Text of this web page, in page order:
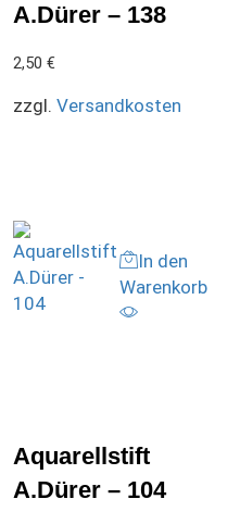
A.Dürer – 138
2,50 €
zzgl. Versandkosten
In den
Warenkorb
Aquarellstift
A.Dürer – 104